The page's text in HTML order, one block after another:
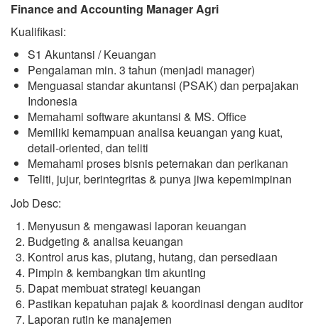
Finance and Accounting Manager Agri
Kualifikasi:
S1 Akuntansi / Keuangan
Pengalaman min. 3 tahun (menjadi manager)
Menguasai standar akuntansi (PSAK) dan perpajakan
Indonesia
Memahami software akuntansi & MS. Office
Memiliki kemampuan analisa keuangan yang kuat,
detail-oriented, dan teliti
Memahami proses bisnis peternakan dan perikanan
Teliti, jujur, berintegritas & punya jiwa kepemimpinan
Job Desc:
Menyusun & mengawasi laporan keuangan
Budgeting & analisa keuangan
Kontrol arus kas, piutang, hutang, dan persediaan
Pimpin & kembangkan tim akunting
Dapat membuat strategi keuangan
Pastikan kepatuhan pajak & koordinasi dengan auditor
Laporan rutin ke manajemen